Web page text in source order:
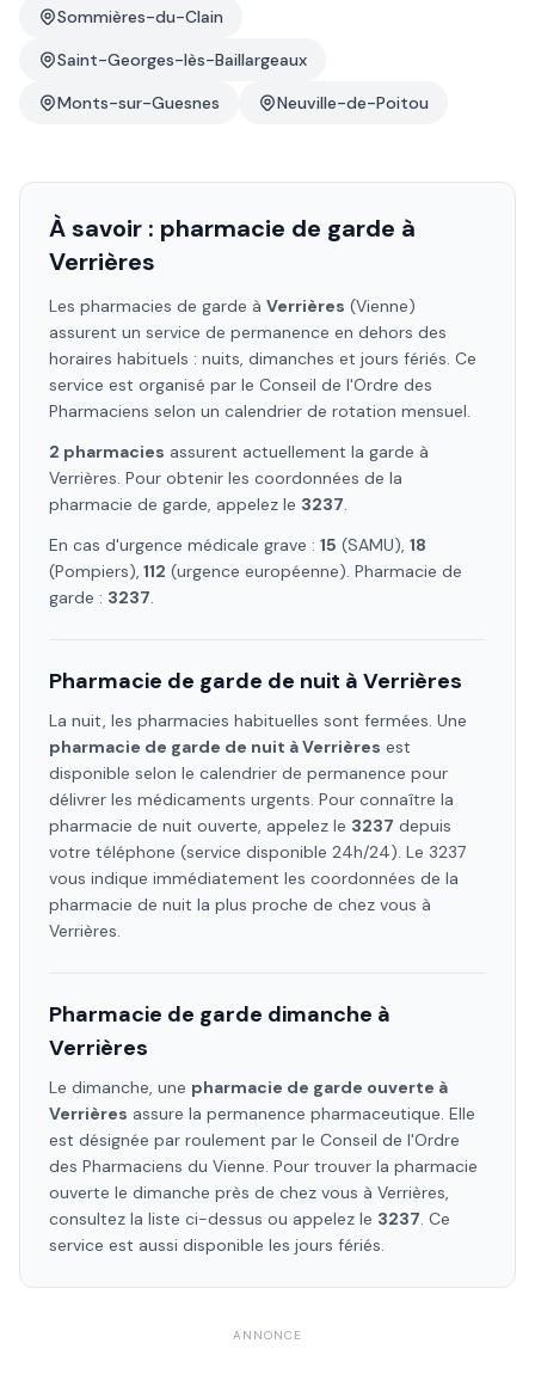
Sommières-du-Clain
Saint-Georges-lès-Baillargeaux
Monts-sur-Guesnes
Neuville-de-Poitou
À savoir : pharmacie de garde à
Verrières
Les pharmacies de garde à Verrières (Vienne)
assurent un service de permanence en dehors des
horaires habituels : nuits, dimanches et jours fériés. Ce
service est organisé par le Conseil de l'Ordre des
Pharmaciens selon un calendrier de rotation mensuel.
2 pharmacies assurent actuellement la garde à
Verrières. Pour obtenir les coordonnées de la
pharmacie de garde, appelez le 3237.
En cas d'urgence médicale grave : 15 (SAMU), 18
(Pompiers), 112 (urgence européenne). Pharmacie de
garde : 3237.
Pharmacie de garde de nuit à Verrières
La nuit, les pharmacies habituelles sont fermées. Une
pharmacie de garde de nuit àVerrières est
disponible selon le calendrier de permanence pour
délivrer les médicaments urgents. Pour connaître la
pharmacie de nuit ouverte, appelez le 3237 depuis
votre téléphone (service disponible 24h/24). Le 3237
vous indique immédiatement les coordonnées de la
pharmacie de nuit la plus proche de chez vous à
Verrières.
Pharmacie de garde dimanche à
Verrières
Le dimanche, une pharmacie de garde ouverte à
Verrières assure la permanence pharmaceutique. Elle
est désignée par roulement par le Conseil de l'Ordre
des Pharmaciens du Vienne. Pour trouver la pharmacie
ouverte le dimanche près de chez vous à Verrières,
consultez la liste ci-dessus ou appelez le 3237. Ce
service est aussi disponible les jours fériés.
ANNONCE